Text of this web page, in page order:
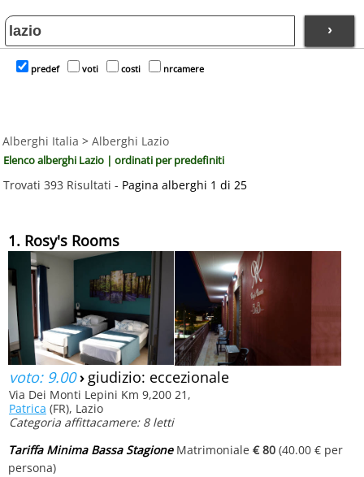
›
predef voti costi nrcamere
Alberghi Italia > Alberghi Lazio
Elenco alberghi Lazio | ordinati per predefiniti
Trovati 393 Risultati - Pagina alberghi 1 di 25
1. Rosy's Rooms
voto: 9.00› giudizio: eccezionale
Via Dei Monti Lepini Km 9,200 21,
Patrica (FR), Lazio
Categoria affittacamere: 8 letti
Tariffa Minima Bassa StagioneMatrimoniale € 80 (40.00 € per
persona)